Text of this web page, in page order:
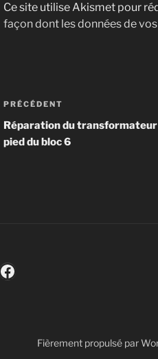
Ce site utilise Akismet pour
façon dont les données de
Navigation
de
l’article
Article
précédent
PRÉCÉDENT
Réparation du transformateur
pied du bloc 6
Facebook
Fièrement propulsé par